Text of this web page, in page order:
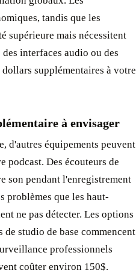
tandis que les
supérieure mais nécessitent
interfaces audio ou des
supplémentaires à votre
à envisager
d'autres équipements peuvent
podcast. Des écouteurs de
son pendant l'enregistrement
problèmes que les haut-
ne pas détecter. Les options
de studio de base commencent
professionnels
coûter environ 150$.